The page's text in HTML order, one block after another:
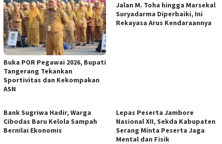
Buka POR Pegawai 2026, Bupati
Tangerang Tekankan
Sportivitas dan Kekompakan
ASN
Jalan M. Toha hingga Marsekal
Suryadarma Diperbaiki, Ini
Rekayasa Arus Kendaraannya
Bank Sugriwa Hadir, Warga
Cibodas Baru Kelola Sampah
Bernilai Ekonomis
Lepas Peserta Jambore
Nasional XII, Sekda Kabupaten
Serang Minta Peserta Jaga
Mental dan Fisik